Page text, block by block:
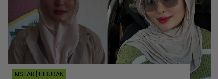
MSTAR | HIBURAN